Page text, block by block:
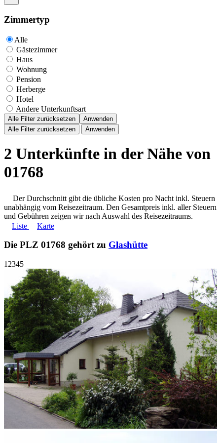
Zimmertyp
Alle
Gästezimmer
Haus
Wohnung
Pension
Herberge
Hotel
Andere Unterkunftsart
Alle Filter zurücksetzen
Anwenden
Alle Filter zurücksetzen
Anwenden
2 Unterkünfte in der Nähe von
01768
Der Durchschnitt gibt die übliche Kosten pro Nacht inkl. Steuern
unabhängig vom Reisezeitraum. Den Gesamtpreis inkl. aller Steuern
und Gebühren zeigen wir nach Auswahl des Reisezeitraums.
Liste
Karte
Die PLZ 01768 gehört zu Glashütte
1 2345